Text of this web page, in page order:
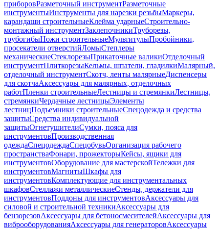
приборовРазметочный инструментРазметочные
инструментыИнструменты для нарезки резьбыМаркеры,
карандаши строительныеКлейма ударныеСтроительно-
монтажный инструментЗаклепочникиТруборезы,
трубогибыНожи строительныеМультитулыПробойники,
просекатели отверстийЛомыСтеплеры
механическиеСтеклорезыПрикаточные валикиОтделочный
инструментПлиткорезыКельмы, шпатели, гладилкиМалярный,
отделочный инструментСкотч, ленты малярныеДиспенсеры
для скотчаАксессуары для малярных, отделочных
работПленки строительныеЛестницы и стремянкиЛестницы,
стремянкиЧердачные лестницыЭлементы
лестницПодъемники строительныеСпецодежда и средства
защитыСредства индивидуальной
защитыОгнетушителиСумки, пояса для
инструментовПроизводственная
одеждаСпецодеждаСпецобувьОрганизация рабочего
пространстваФонари, прожекторыКейсы, ящики для
инструментовОборудование для мастерскойТележки для
инструментовМагнитыШкафы для
инструментовКомплектующие для инструментальных
шкафовСтеллажи металлическиеСтенды, держатели для
инструментовПоддоны для инструментовАксессуары для
силовой и строительной техникиАксессуары для
бензорезовАксессуары для бетоносмесителейАксессуары для
виброоборудованияАксессуары для генераторовАксессуары